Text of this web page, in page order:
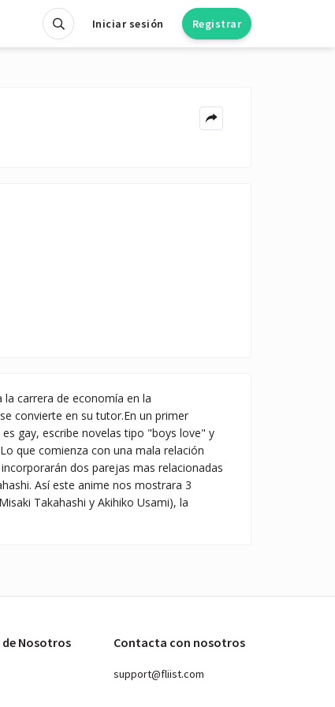
Iniciar sesión Registrar
carrera de economía en la
convierte en su tutor.En un primer
gay, escribe novelas tipo "boys love" y
que comienza con una mala relación
dos parejas mas relacionadas
Así este anime nos mostrara 3
Takahashi y Akihiko Usami), la
de Nosotros Contacta con nosotros
support@fliist.com